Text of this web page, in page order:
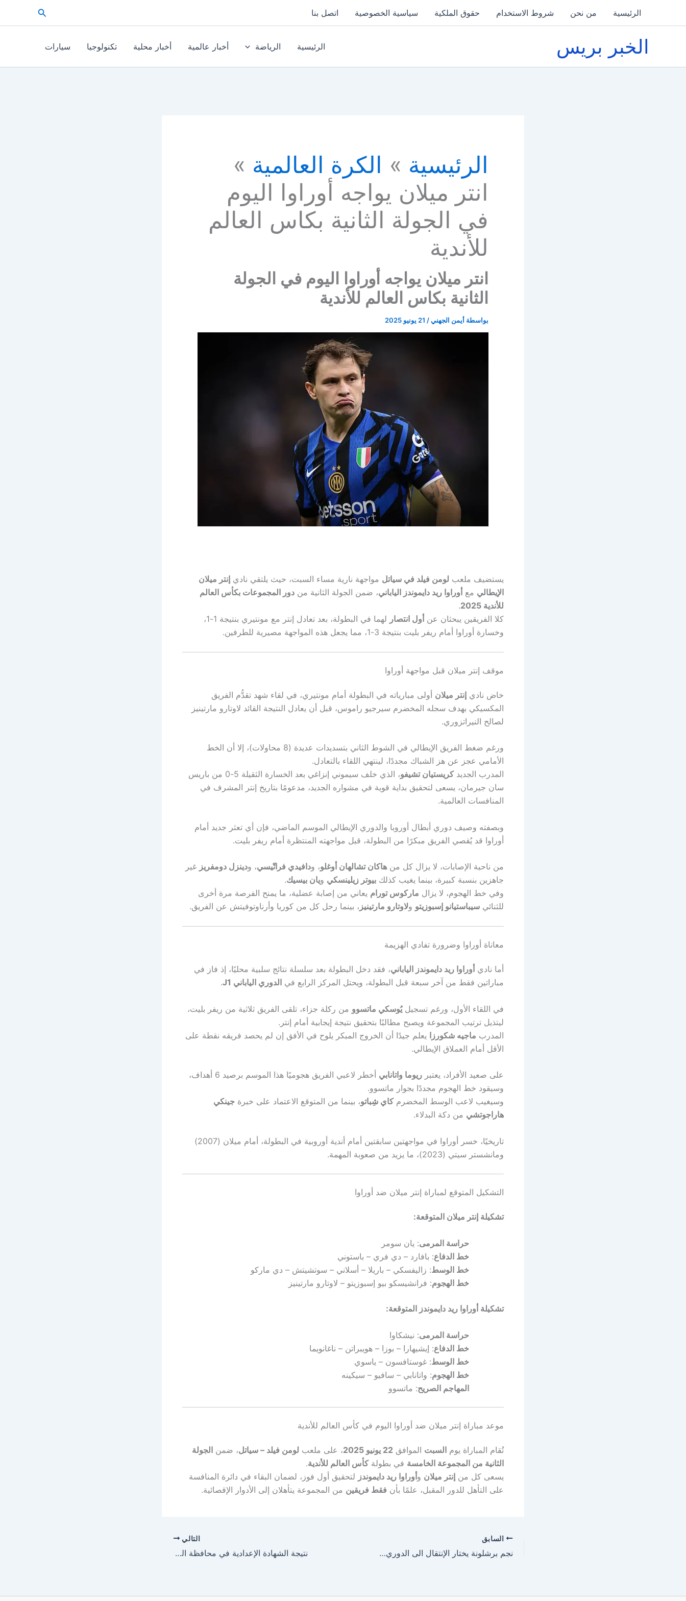
الرئيسية من نحن شروط الاستخدام حقوق الملكية سياسية الخصوصية اتصل بنا البحث
الخبر بريس الرئيسية الرياضة أخبار عالمية أخبار محلية تكنولوجيا سيارات
الرئيسية
الكرة العالمية
انتر ميلان يواجه أوراوا اليوم
في الجولة الثانية بكاس العالم
للأندية
انتر ميلان يواجه أوراوا اليوم في الجولة
الثانية بكاس العالم للأندية
بواسطة أيمن الجهني/ 21 يونيو 2025
يستضيف ملعب لومن فيلد في سياتل مواجهة نارية مساء السبت، حيث يلتقي نادي إنتر ميلان
الإيطالي مع أوراوا ريد دايموندز الياباني، ضمن الجولة الثانية من دور المجموعات بكأس العالم
للأندية 2025
.
كلا الفريقين يبحثان عن أول انتصار
لهما في البطولة، بعد تعادل إنتر مع مونتيري بنتيجة 1-1،
وخسارة أوراوا أمام ريفر بليت بنتيجة 3-1، مما يجعل هذه المواجهة مصيرية للطرفين.
موقف إنتر ميلان قبل مواجهة أوراوا
خاض نادي إنتر ميلان أولى مبارياته في البطولة أمام مونتيري، في لقاء شهد تقدُّم الفريق
المكسيكي بهدف سجله المخضرم سيرجيو راموس، قبل أن يعادل النتيجة القائد لاوتارو مارتينيز
لصالح النيراتزوري.
ورغم ضغط الفريق الإيطالي في الشوط الثاني بتسديدات عديدة (8 محاولات)، إلا أن الخط
الأمامي عجز عن هز الشباك مجددًا، لينتهي اللقاء بالتعادل.
المدرب الجديدكريستيان تشيفو
، الذي خلف سيموني إنزاغي بعد الخسارة الثقيلة 5-0 من باريس
سان جيرمان، يسعى لتحقيق بداية قوية في مشواره الجديد، مدعومًا بتاريخ إنتر المشرف في
المنافسات العالمية.
وبصفته وصيف دوري أبطال أوروبا والدوري الإيطالي الموسم الماضي، فإن أي تعثر جديد أمام
أوراوا قد يُقصي الفريق مبكرًا من البطولة، قبل مواجهته المنتظرة أمام ريفر بليت.
من ناحية الإصابات، لا يزال كل من هاكان تشالهان أوغلو، ودافيدي فراتّيسي، ودينزل دومفريز غير
جاهزين بنسبة كبيرة، بينما يغيب كذلك بيوتر زيلينسكي ويان بيسيك.
وفي خط الهجوم، لا يزال ماركوس تورام يعاني من إصابة عضلية، ما يمنح الفرصة مرة أخرى
للثنائي سيباستيانو إسبوزيتو ولاوتارو مارتينيز ، بينما رحل كل من كوريا وأرناوتوفيتش عن الفريق.
معاناة أوراوا وضرورة تفادي الهزيمة
أما نادي أوراوا ريد دايموندز الياباني، فقد دخل البطولة بعد سلسلة نتائج سلبية محليًا، إذ فاز في
مباراتين فقط من آخر سبعة قبل البطولة، ويحتل المركز الرابع في الدوري الياباني J1 .
في اللقاء الأول، ورغم تسجيليُوسكي ماتسوو من ركلة جزاء، تلقى الفريق ثلاثية من ريفر بليت،
ليتذيل ترتيب المجموعة ويصبح مطالبًا بتحقيق نتيجة إيجابية أمام إنتر.
المدرب ماجيه شكورزا يعلم جيدًا أن الخروج المبكر يلوح في الأفق إن لم يحصد فريقه نقطة على
الأقل أمام العملاق الإيطالي.
على صعيد الأفراد، يعتبر ريوما واتانابي
أخطر لاعبي الفريق هجوميًا هذا الموسم برصيد 6 أهداف،
وسيقود خط الهجوم مجددًا بجوار ماتسوو.
وسيغيب لاعب الوسط المخضرمكاي شِباتو، بينما من المتوقع الاعتماد على خبرة جينكي
هاراجوتشي من دكة البدلاء.
تاريخيًا، خسر أوراوا في مواجهتين سابقتين أمام أندية أوروبية في البطولة، أمام ميلان (2007)
ومانشستر سيتي (2023)، ما يزيد من صعوبة المهمة.
التشكيل المتوقع لمباراة إنتر ميلان ضد أوراوا
تشكيلة إنتر ميلان المتوقعة:
حراسة المرمى: يان سومر
خط الدفاع: بافارد – دي فري – باستوني
خط الوسط: زاليفسكي – باريلا – أسلاني – سوتشيتش – دي ماركو
خط الهجوم: فرانشيسكو بيو إسبوزيتو – لاوتارو مارتينيز
تشكيلة أوراوا ريد دايموندز المتوقعة:
حراسة المرمى: نيشكاوا
خط الدفاع: إيشيهارا – بوزا – هويبراتن – ناغانويما
خط الوسط: غوستافسون – ياسوي
خط الهجوم: واتانابي – سافيو – سيكينه
المهاجم الصريح: ماتسوو
موعد مباراة إنتر ميلان ضد أوراوا اليوم في كأس العالم للأندية
تُقام المباراة يوم السبت الموافق 22 يونيو 2025 ، على ملعب لومن فيلد – سياتل، ضمن الجولة
الثانية من المجموعة الخامسة في بطولةكأس العالم للأندية.
يسعى كل من إنتر ميلان وأوراوا ريد دايموندز لتحقيق أول فوز، لضمان البقاء في دائرة المنافسة
على التأهل للدور المقبل، علمًا بأن فقط فريقين من المجموعة يتأهلان إلى الأدوار الإقصائية.
السابق
نجم برشلونة يختار الإنتقال الى الدوري السعودي
التالي
نتيجة الشهادة الإعدادية في محافظة البحيرة 2025 برقم الجلوس